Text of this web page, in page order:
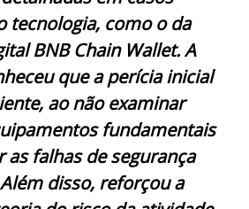
tecnologia, como o da
BNB Chain Wallet. A
que a perícia inicial
ao não examinar
fundamentais
as falhas de segurança
disso, reforçou a